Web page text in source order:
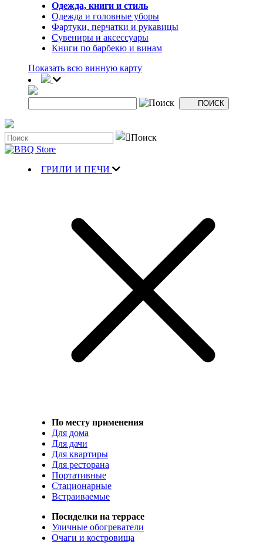
Одежда, книги и стиль
Одежда и головные уборы
Фартуки, перчатки и рукавицы
Сувениры и аксессуары
Книги по барбекю и винам
Показать всю винную карту
ГРИЛИ И ПЕЧИ
По месту применения
Для дома
Для дачи
Для квартиры
Для ресторана
Портативные
Стационарные
Встраиваемые
Посиделки на террасе
Уличные обогреватели
Очаги и костровища